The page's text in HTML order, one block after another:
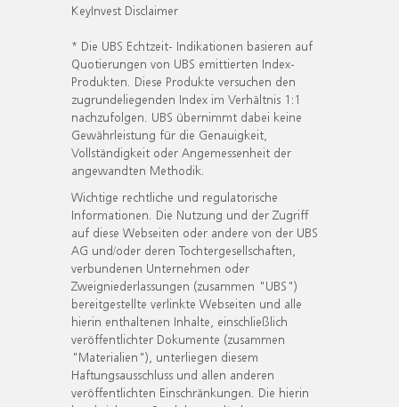
KeyInvest Disclaimer
* Die UBS Echtzeit- Indikationen basieren auf
Quotierungen von UBS emittierten Index-
Produkten. Diese Produkte versuchen den
zugrundeliegenden Index im Verhältnis 1:1
nachzufolgen. UBS übernimmt dabei keine
Gewährleistung für die Genauigkeit,
Vollständigkeit oder Angemessenheit der
angewandten Methodik.
Wichtige rechtliche und regulatorische
Informationen. Die Nutzung und der Zugriff
auf diese Webseiten oder andere von der UBS
AG und/oder deren Tochtergesellschaften,
verbundenen Unternehmen oder
Zweigniederlassungen (zusammen "UBS")
bereitgestellte verlinkte Webseiten und alle
hierin enthaltenen Inhalte, einschließlich
veröffentlichter Dokumente (zusammen
"Materialien"), unterliegen diesem
Haftungsausschluss und allen anderen
veröffentlichten Einschränkungen. Die hierin